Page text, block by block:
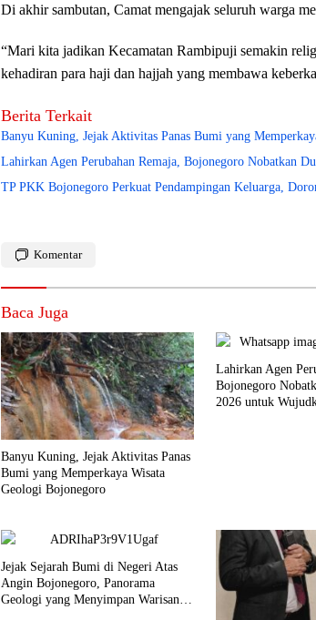
Di akhir sambutan, Camat mengajak seluruh warga
“Mari kita jadikan Kecamatan Rambipuji semakin
kehadiran para haji dan hajjah yang membawa
Berita Terkait
Banyu Kuning, Jejak Aktivitas Panas Bumi yang
Lahirkan Agen Perubahan Remaja, Bojonegoro Nobatkan
TP PKK Bojonegoro Perkuat Pendampingan Keluarga,
Komentar
Baca Juga
Banyu Kuning, Jejak Aktivitas Panas
Bumi yang Memperkaya Wisata
Geologi Bojonegoro
Lahirkan Agen
Bojonegoro
2026 untuk
Jejak Sejarah Bumi di Negeri Atas
Angin Bojonegoro, Panorama
Geologi yang Menyimpan Warisan